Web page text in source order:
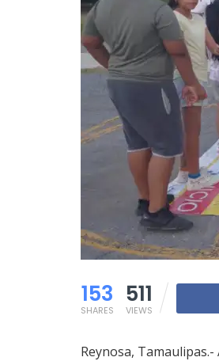
153
SHARES
511
VIEWS
Reynosa,